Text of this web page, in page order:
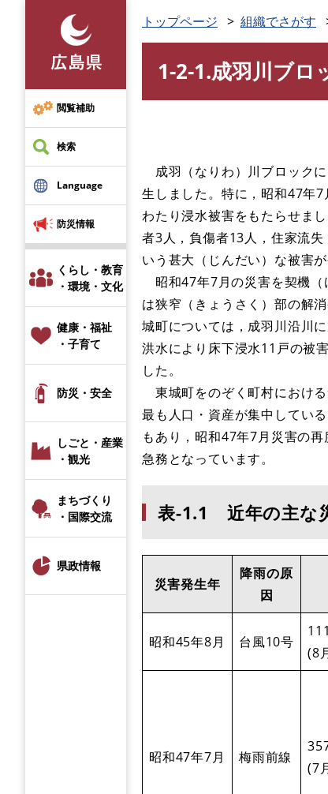
先
頭
で
す
閲覧補助
検索
Language
防災情報
くらし・教育
・環境・文化
健康・福祉
・子育て
防災・安全
しごと・産業
・観光
まちづくり
・国際交流
県政情報
トップページ 組織でさがす
1-2-1.成羽川ブロ
成羽（なりわ）川ブロック
生しました。特に，昭和47年
わたり浸水被害をもたらせま
者3人，負傷者13人，住家流
いう甚大（じんだい）な被害が
昭和47年7月の災害を契機（
は狭窄（きょうさく）部の解
城町については，成羽川沿川
洪水により床下浸水11戸の被
した。
東城町をのぞく町村におけ
最も人口・資産が集中してい
もあり，昭和47年7月災害の
急務となっています。
表-1.1 近年の主な
災害発生年
降雨の原
因
昭和45年8月 台風10号
(8
昭和47年7月 梅雨前線
(7